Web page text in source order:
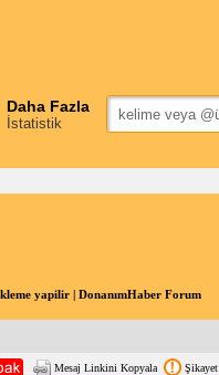
Daha Fazla
İstatistik
yapilir | DonanımHaber Forum
Mesaj Linkini Kopyala Şikayet